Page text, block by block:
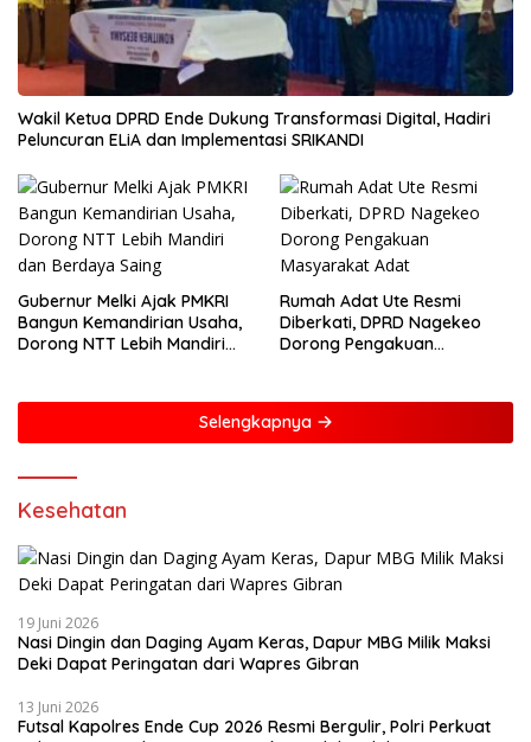
Wakil Ketua DPRD Ende Dukung Transformasi Digital, Hadiri
Peluncuran ELiA dan Implementasi SRIKANDI
Gubernur Melki Ajak PMKRI
Bangun Kemandirian Usaha,
Dorong NTT Lebih Mandiri
Rumah Adat Ute Resmi
Diberkati, DPRD Nagekeo
Dorong Pengakuan
Selengkapnya
Kesehatan
19 Juni 2026
Nasi Dingin dan Daging Ayam Keras, Dapur MBG Milik Maksi
Deki Dapat Peringatan dari Wapres Gibran
13 Juni 2026
Futsal Kapolres Ende Cup 2026 Resmi Bergulir, Polri Perkuat